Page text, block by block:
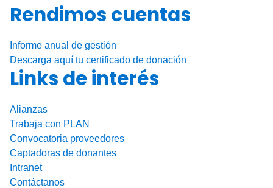
Rendimos cuentas
Informe anual de gestión
Descarga aquí tu certificado de donación
Links de interés
Alianzas
Trabaja con PLAN
Convocatoria proveedores
Captadoras de donantes
Intranet
Contáctanos